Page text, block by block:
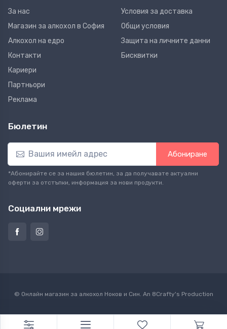
За нас
Магазин за алкохол в София
Алкохол на едро
Контакти
Кариери
Партньори
Реклама
Условия за доставка
Общи условия
Защита на личните данни
Бисквитки
Бюлетин
Абониране
*Абонирайте се за нашия бюлетин, за да получавате актуални
оферти за отстъпки, информация за нови продукти.
Социални мрежи
© Онлайн магазин за алкохол Ноков и Син. An 8Crafty's Production